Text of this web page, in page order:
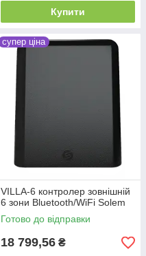
Купити
супер ціна
VILLA-6 контролер зовнішній
6 зони Bluetooth/WiFi Solem
Готово до відправки
18 799,56 ₴